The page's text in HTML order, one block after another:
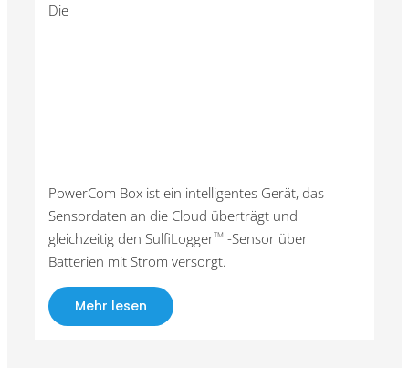
Die
PowerCom Box ist ein intelligentes Gerät, das
Sensordaten an die Cloud überträgt und
gleichzeitig den SulfiLoggerTM -Sensor über
Batterien mit Strom versorgt.
Mehr lesen